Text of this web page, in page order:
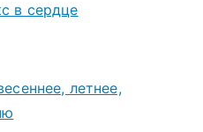
в сердце
летнее,